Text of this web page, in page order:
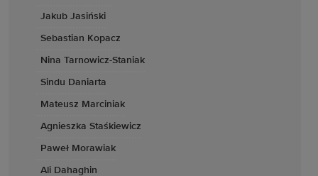
Jakub Jasiński
Sebastian Kopacz
Nina Tarnowicz-Staniak
Sindu Daniarta
Mateusz Marciniak
Agnieszka Staśkiewicz
Paweł Morawiak
Ali Dahaghin